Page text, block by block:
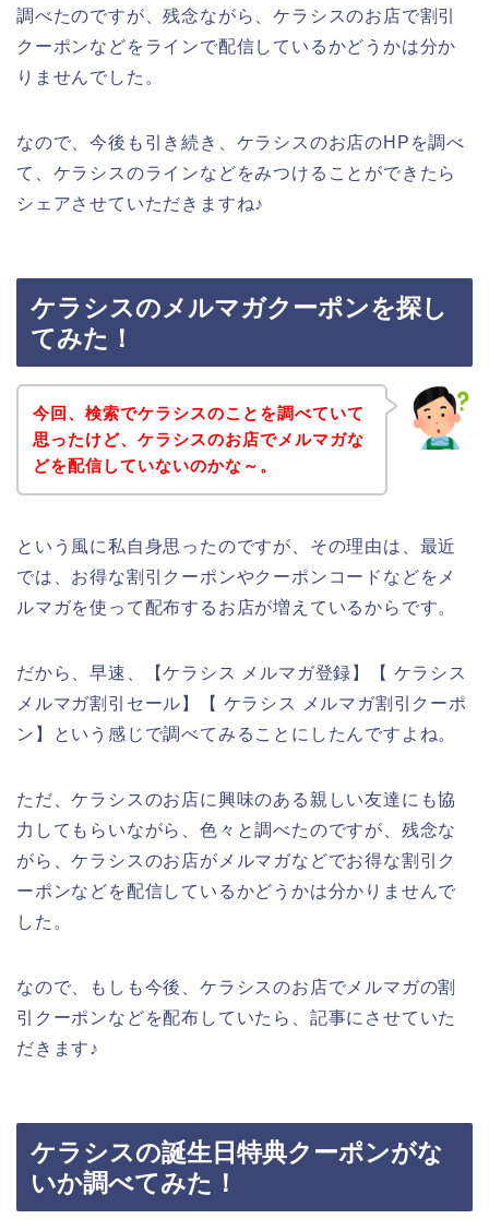
調べたのですが、残念ながら、ケラシスのお店で割引
クーポンなどをラインで配信しているかどうかは分か
りませんでした。
なので、今後も引き続き、ケラシスのお店のHPを調べ
て、ケラシスのラインなどをみつけることができたら
シェアさせていただきますね♪
ケラシスのメルマガクーポンを探し
てみた！
今回、検索でケラシスのことを調べていて
思ったけど、ケラシスのお店でメルマガな
どを配信していないのかな～。
という風に私自身思ったのですが、その理由は、最近
では、お得な割引クーポンやクーポンコードなどをメ
ルマガを使って配布するお店が増えているからです。
だから、早速、【ケラシス メルマガ登録】【 ケラシス
メルマガ割引セール】【 ケラシス メルマガ割引クーポ
ン】という感じで調べてみることにしたんですよね。
ただ、ケラシスのお店に興味のある親しい友達にも協
力してもらいながら、色々と調べたのですが、残念な
がら、ケラシスのお店がメルマガなどでお得な割引ク
ーポンなどを配信しているかどうかは分かりませんで
した。
なので、もしも今後、ケラシスのお店でメルマガの割
引クーポンなどを配布していたら、記事にさせていた
だきます♪
ケラシスの誕生日特典クーポンがな
いか調べてみた！